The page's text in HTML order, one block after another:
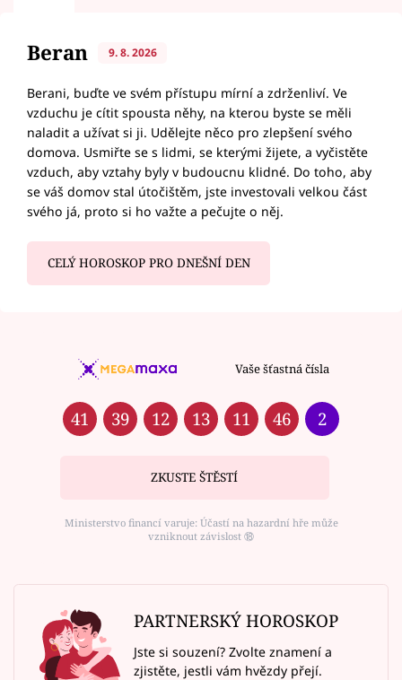
Beran 9. 8. 2026
Berani, buďte ve svém přístupu mírní a zdrženliví. Ve
vzduchu je cítit spousta něhy, na kterou byste se měli
naladit a užívat si ji. Udělejte něco pro zlepšení svého
domova. Usmiřte se s lidmi, se kterými žijete, a vyčistěte
vzduch, aby vztahy byly v budoucnu klidné. Do toho, aby
se váš domov stal útočištěm, jste investovali velkou část
svého já, proto si ho važte a pečujte o něj.
CELÝ HOROSKOP PRO DNEŠNÍ DEN
Vaše šťastná čísla
41 39 12 13 11 46 2
ZKUSTE ŠTĚSTÍ
Ministerstvo financí varuje: Účastí na hazardní hře může
vzniknout závislost ⑱
PARTNERSKÝ HOROSKOP
Jste si souzení? Zvolte znamení a
zjistěte, jestli vám hvězdy přejí.